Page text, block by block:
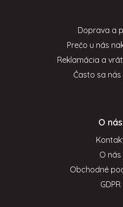
Doprava a
Prečo u nás
Reklamácia a
Často sa
O nás
O nás
Obchodné
GDPR